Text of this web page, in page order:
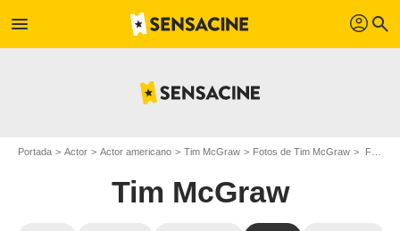
menu profil search
Portada Actor Actor americano Tim McGraw Fotos de Tim McGraw Flicka : Foto Tim McGraw, Alison Lohman, Michael Mayer
Tim McGraw